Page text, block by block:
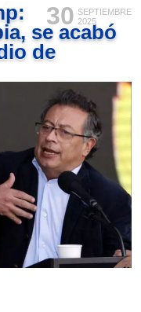
30 SEPTIEMBRE
2025
se acabó
de